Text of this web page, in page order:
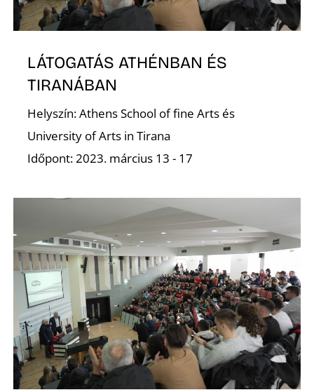
LÁTOGATÁS ATHÉNBAN ÉS
TIRANÁBAN
Helyszín: Athens School of fine Arts és
University of Arts in Tirana
Időpont: 2023. március 13 - 17